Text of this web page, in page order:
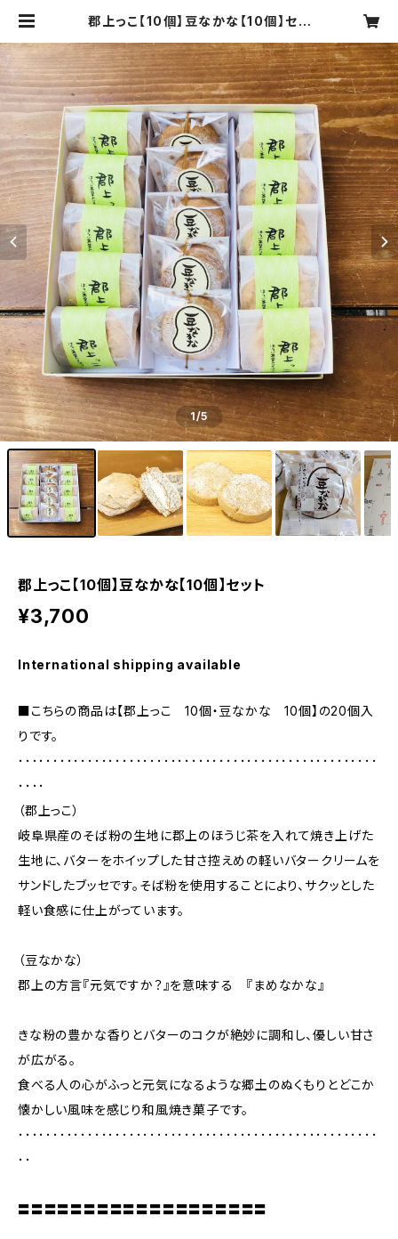
郡上っこ【10個】豆なかな【10個】セッ
1/5
郡上っこ【10個】豆なかな【10個】セット
¥3,700
International shipping available
■こちらの商品は【郡上っこ 10個・豆なかな 10個】の20個入
りです。
････････････････････････････････････････････････････
････
（郡上っこ）
岐阜県産のそば粉の生地に郡上のほうじ茶を入れて焼き上げた
生地に、バターをホイップした甘さ控えめの軽いバタークリームを
サンドしたブッセです。そば粉を使用することにより、サクッとした
軽い食感に仕上がっています。
（豆なかな）
郡上の方言『元気ですか？』を意味する 『まめなかな』
きな粉の豊かな香りとバターのコクが絶妙に調和し、優しい甘さ
が広がる。
食べる人の心がふっと元気になるような郷土のぬくもりとどこか
懐かしい風味を感じり和風焼き菓子です。
････････････････････････････････････････････････････
･･
〓〓〓〓〓〓〓〓〓〓〓〓〓〓〓〓〓〓〓